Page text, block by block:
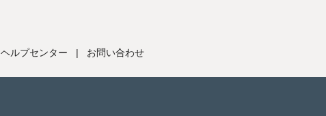
ヘルプセンター | お問い合わせ